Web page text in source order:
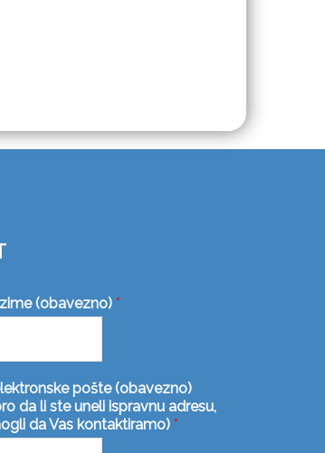
(obavezno) *
pošte (obavezno)
da li ste uneli ispravnu adresu,
da Vas kontaktiramo) *